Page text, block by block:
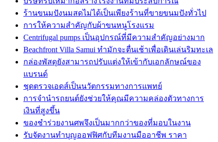
ร้านขนมปังนมสดไม่ได้เป็นเพียงร้านที่ขายขนมปังทั่วไป
การให้ความสำคัญกับผ้าขนหนูโรงแรม
Centrifugal pumps เป็นอุปกรณ์ที่มีความสำคัญอย่างมาก
Beachfront Villa Samui ทำมักจะตื่นเช้าเพื่อเดินเล่นริมทะเล
กล่องพัสดุยังสามารถปรับแต่งให้เข้ากับเอกลักษณ์ของ
แบรนด์
ชุดตรวจเอดส์เป็นนวัตกรรมทางการแพทย์
การจำนำรถยนต์ยังช่วยให้คุณมีความคล่องตัวทางการ
เงินที่สูงขึ้น
ของชำร่วยงานศพจึงเป็นมากกว่าของที่มอบในงาน
รับจัดงานทำบุญออฟฟิศกับทีมงานมืออาชีพ ราคา